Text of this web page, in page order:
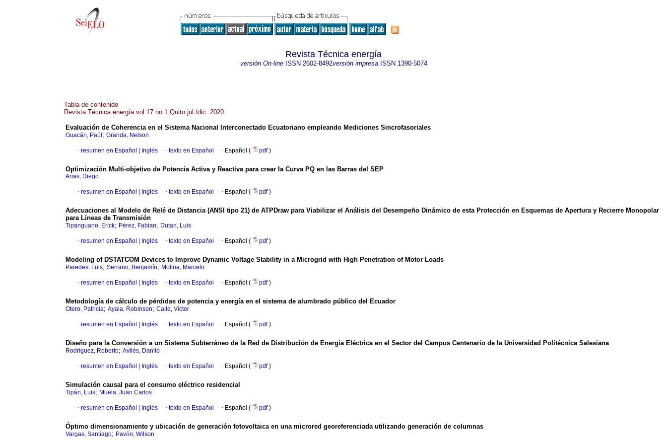
Revista Técnica energía
versión On-lineISSN 2602-8492versión impresaISSN 1390-5074
Tabla de contenido
Revista Técnica energía vol.17 no.1 Quito jul./dic. 2020
Evaluación de Coherencia en el Sistema Nacional Interconectado Ecuatoriano empleando Mediciones Sincrofasoriales
Guacán, Paúl ; Granda, Nelson
· resumen en Español Inglés · texto en Español · Español ( pdf)
Optimización Multi-objetivo de Potencia Activa y Reactiva para crear la Curva PQ en las Barras del SEP
Arias, Diego
· resumen en Español Inglés · texto en Español · Español ( pdf)
Adecuaciones al Modelo de Relé de Distancia (ANSI tipo 21) de ATPDraw para Viabilizar el Análisis del Desempeño Dinámico de esta Protección en Esquemas de Apertura y Recierre Monopolar
para Líneas de Transmisión
Tipanguano, Erick; Pérez, Fabian; Dutan, Luis
· resumen en Español Inglés · texto en Español · Español ( pdf)
Modeling of DSTATCOM Devices to Improve Dynamic Voltage Stability in a Microgrid with High Penetration of Motor Loads
Paredes, Luis; Serrano, Benjamín; Molina, Marcelo
· resumen en Español Inglés · texto en Español · Español ( pdf)
Metodología de cálculo de pérdidas de potencia y energía en el sistema de alumbrado público del Ecuador
Otero, Patricia; Ayala, Robinson; Calle, Víctor
· resumen en Español Inglés · texto en Español · Español ( pdf)
Diseño para la Conversión a un Sistema Subterráneo de la Red de Distribución de Energía Eléctrica en el Sector del Campus Centenario de la Universidad Politécnica Salesiana
Rodríguez, Roberto; Avilés, Danilo
· resumen en Español Inglés · texto en Español · Español ( pdf)
Simulación causal para el consumo eléctrico residencial
Tipán, Luis; Muela, Juan Carlos
· resumen en Español Inglés · texto en Español · Español ( pdf)
Óptimo dimensionamiento y ubicación de generación fotovoltaica en una microred georeferenciada utilizando generación de columnas
Vargas, Santiago; Pavón, Wilson